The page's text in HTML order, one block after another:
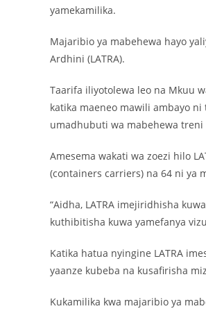
yamekamilika.
Majaribio ya mabehewa hayo
Ardhini (LATRA).
Taarifa iliyotolewa leo na Mkuu
katika maeneo mawili ambayo
umadhubuti wa mabehewa
Amesema wakati wa zoezi hilo
(containers carriers) na 64 ni ya
“Aidha, LATRA imejiridhisha
kuthibitisha kuwa yamefanya
Katika hatua nyingine LATRA
yaanze kubeba na kusafirisha
Kukamilika kwa majaribio ya